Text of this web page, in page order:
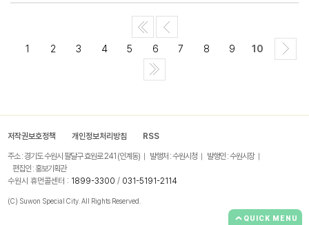
1 2 3 4 5 6 7 8 9 10
저작권보호정책 개인정보처리방침 RSS
주소 : 경기도 수원시 팔달구 효원로 241 (인계동) 발행처 : 수원시청
발행인 : 수원시장
편집인 : 홍보기획관
수원시 휴먼콜센터 : 1899-3300 / 031-5191-2114
(C) Suwon Special City. All Rights Reserved.
QUICK MENU